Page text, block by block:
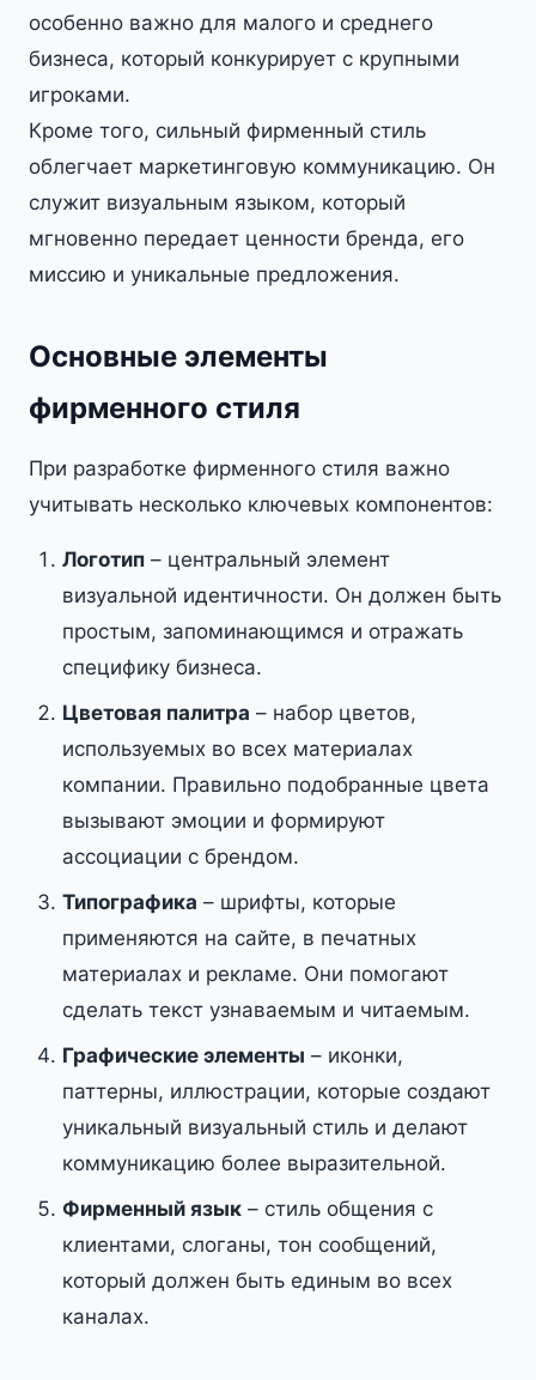
особенно важно для малого и среднего
бизнеса, который конкурирует с крупными
игроками.
Кроме того, сильный фирменный стиль
облегчает маркетинговую коммуникацию. Он
служит визуальным языком, который
мгновенно передает ценности бренда, его
миссию и уникальные предложения.
Основные элементы
фирменного стиля
При разработке фирменного стиля важно
учитывать несколько ключевых компонентов:
Логотип – центральный элемент
визуальной идентичности. Он должен быть
простым, запоминающимся и отражать
специфику бизнеса.
Цветовая палитра – набор цветов,
используемых во всех материалах
компании. Правильно подобранные цвета
вызывают эмоции и формируют
ассоциации с брендом.
Типографика – шрифты, которые
применяются на сайте, в печатных
материалах и рекламе. Они помогают
сделать текст узнаваемым и читаемым.
Графические элементы – иконки,
паттерны, иллюстрации, которые создают
уникальный визуальный стиль и делают
коммуникацию более выразительной.
Фирменный язык – стиль общения с
клиентами, слоганы, тон сообщений,
который должен быть единым во всех
каналах.